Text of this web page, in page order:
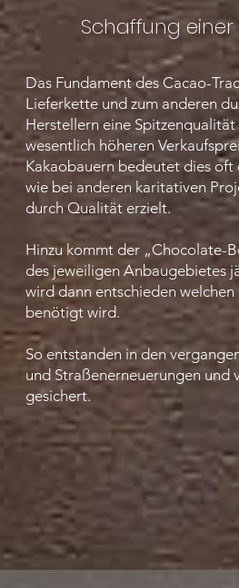
Schaffung
Das Fundament des Cacao-
Lieferkette und zum anderen
Herstellern eine
wesentlich höheren
Kakaobauern bedeutet dies oft
wie bei anderen karitativen
durch Qualität erzielt.
Hinzu kommt der „Chocolate-
des jeweiligen Anbaugebietes
wird dann entschieden
benötigt wird.
So entstanden in den
und Straßenerneuerungen und
gesichert.